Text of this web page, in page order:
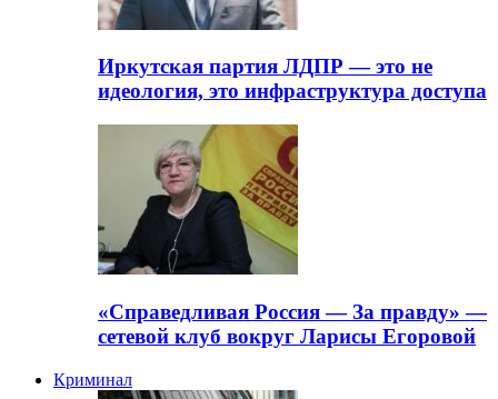
Иркутская партия ЛДПР — это не
идеология, это инфраструктура доступа
«Справедливая Россия — За правду» —
сетевой клуб вокруг Ларисы Егоровой
Криминал